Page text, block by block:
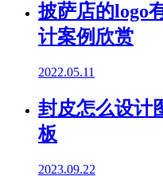
披萨店的logo
计案例欣赏
2022.05.11
封皮怎么设计
板
2023.09.22